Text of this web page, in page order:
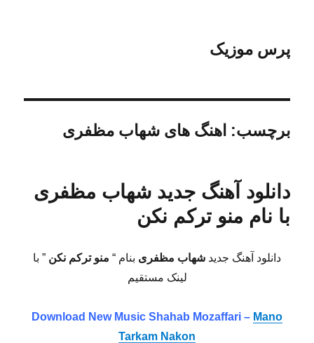
پرس موزیک
برچسب: اهنگ های شهاب مظفری
دانلود آهنگ جدید شهاب مظفری
با نام منو ترکم نکن
دانلود آهنگ جدید شهاب مظفری بنام “ منو ترکم نکن ” با
لینک مستقیم
Download New Music Shahab Mozaffari – Mano
Tarkam Nakon